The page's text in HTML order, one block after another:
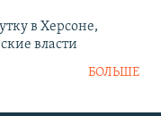
в Херсоне,
власти
БОЛЬШЕ